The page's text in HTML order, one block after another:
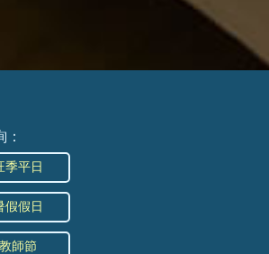
季平日
假假日
教師節